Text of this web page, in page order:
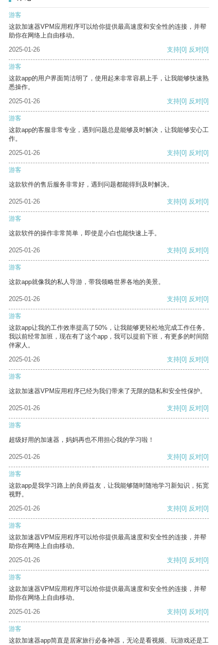
游客
这款加速器VPM应用程序可以给你提供最高速度和安全性的连接，并帮
助你在网络上自由移动。
2025-01-26
支持[0] 反对[0]
游客
这款app的用户界面简洁明了，使用起来非常容易上手，让我能够快速熟
悉操作。
2025-01-26
支持[0] 反对[0]
游客
这款app的客服非常专业，遇到问题总是能够及时解决，让我能够安心工
作。
2025-01-26
支持[0] 反对[0]
游客
这款软件的售后服务非常好，遇到问题都能得到及时解决。
2025-01-26 支持[0] 反对[0]
游客
这款软件的操作非常简单，即使是小白也能快速上手。
2025-01-26 支持[0] 反对[0]
游客
这款app就像我的私人导游，带我领略世界各地的美景。
2025-01-26 支持[0] 反对[0]
游客
这款app让我的工作效率提高了50%，让我能够更轻松地完成工作任务。
我以前经常加班，现在有了这个app，我可以提前下班，有更多的时间陪
伴家人。
2025-01-26
支持[0] 反对[0]
游客
这款加速器VPM应用程序已经为我们带来了无限的隐私和安全性保护。
2025-01-26 支持[0] 反对[0]
游客
超级好用的加速器，妈妈再也不用担心我的学习啦！
2025-01-26 支持[0] 反对[0]
游客
这款app是我学习路上的良师益友，让我能够随时随地学习新知识，拓宽
视野。
2025-01-26
支持[0] 反对[0]
游客
这款加速器VPM应用程序可以给你提供最高速度和安全性的连接，并帮
助你在网络上自由移动。
2025-01-26
支持[0] 反对[0]
游客
这款加速器VPM应用程序可以给你提供最高速度和安全性的连接，并帮
助你在网络上自由移动。
2025-01-26
支持[0] 反对[0]
游客
这款加速器app简直是居家旅行必备神器，无论是看视频、玩游戏还是工